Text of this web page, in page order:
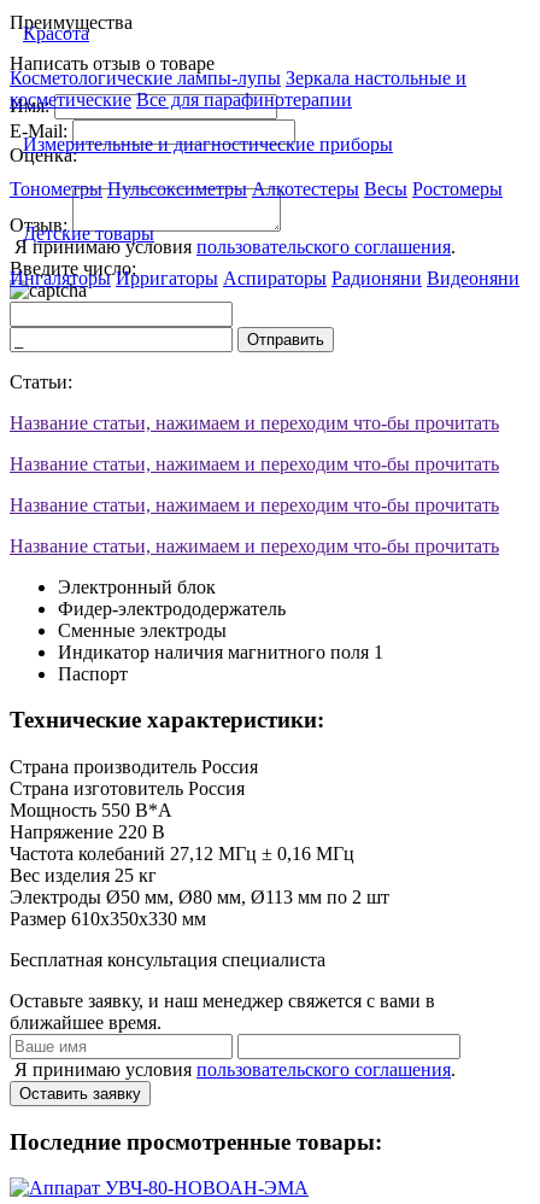
Красота
Косметологические лампы-лупы Зеркала настольные и
косметические Все для парафинотерапии
Измерительные и диагностические приборы
Тонометры Пульсоксиметры Алкотестеры Весы Ростомеры
Детские товары
Ингаляторы Ирригаторы Аспираторы Радионяни Видеоняни
Преимущества
Написать отзыв о товаре
Имя:
E-Mail:
Оценка:
Отзыв:
Я принимаю условия пользовательского соглашения.
Введите число:
Отправить
Статьи:
Название статьи, нажимаем и переходим что-бы прочитать
Название статьи, нажимаем и переходим что-бы прочитать
Название статьи, нажимаем и переходим что-бы прочитать
Название статьи, нажимаем и переходим что-бы прочитать
Электронный блок
Фидер-электрододержатель
Сменные электроды
Индикатор наличия магнитного поля 1
Паспорт
Технические характеристики:
Страна производитель Россия
Страна изготовитель Россия
Мощность 550 В*А
Напряжение 220 B
Частота колебаний 27,12 МГц ± 0,16 МГц
Вес изделия 25 кг
Электроды Ø50 мм, Ø80 мм, Ø113 мм по 2 шт
Размер 610х350х330 мм
Бесплатная консультация специалиста
Оставьте заявку, и наш менеджер свяжется с вами в
ближайшее время.
Я принимаю условия пользовательского соглашения.
Оставить заявку
Последние просмотренные товары: